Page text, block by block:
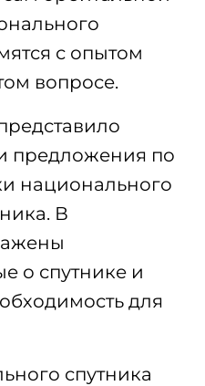
с опытом
вопросе.
предложения по
национального
В
о спутнике и
для
спутника